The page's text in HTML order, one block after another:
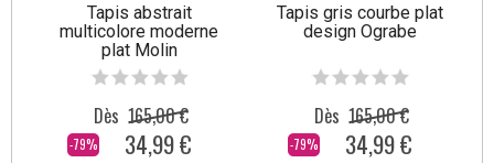
Tapis abstrait
multicolore moderne
plat Molin
-79%
Dès 165,00 €
34,99 €
Tapis gris courbe plat
design Ograbe
-79%
Dès 165,00 €
34,99 €